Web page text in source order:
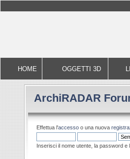
HOME OGGETTI 3D
ArchiRADAR
Effettua l'accesso o una nuova
Inserisci il nome utente, la password e